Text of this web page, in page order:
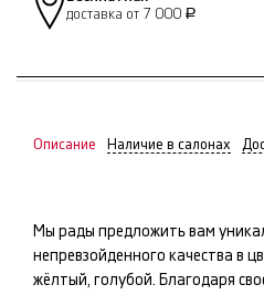
доставка от 7 000 Р
Описание Наличие в салонах
Мы рады предложить вам
непревзойденного качества в
жёлтый, голубой. Благодаря